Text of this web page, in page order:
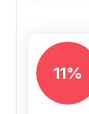
11%